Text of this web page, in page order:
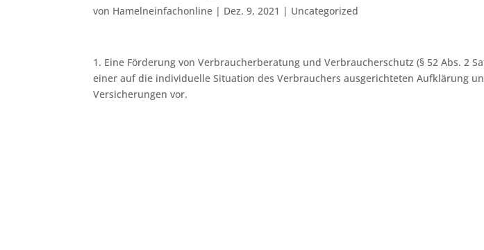
von Hamelneinfachonline | Dez. 9, 2021 | Uncategorized
1. Eine Förderung von Verbraucherberatung und Verbraucherschutz (§ 52 Abs. 2
einer auf die individuelle Situation des Verbrauchers ausgerichteten Aufklärung
Versicherungen vor.